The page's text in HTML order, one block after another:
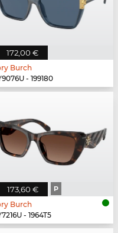
172,00 €
Burch
- 199180
173,60 € P
Burch
- 1964T5